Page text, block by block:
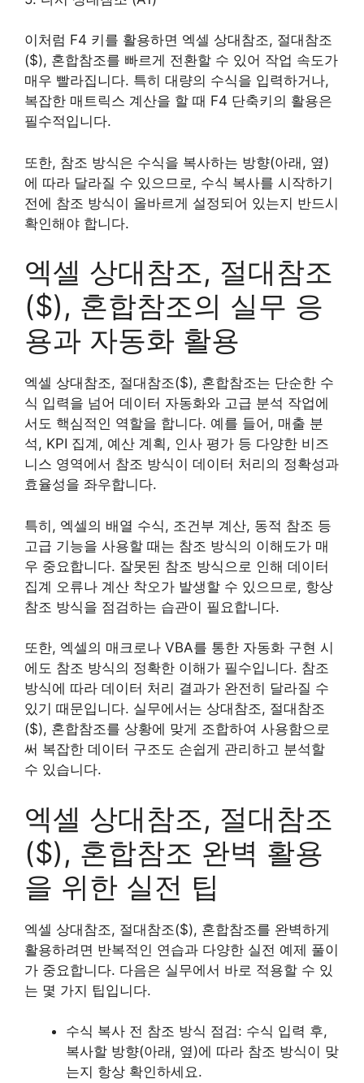
이처럼 F4 키를 활용하면 엑셀 상대참조, 절대참조
($), 혼합참조를 빠르게 전환할 수 있어 작업 속도가
매우 빨라집니다. 특히 대량의 수식을 입력하거나,
복잡한 매트릭스 계산을 할 때 F4 단축키의 활용은
필수적입니다.
또한, 참조 방식은 수식을 복사하는 방향(아래, 옆)
에 따라 달라질 수 있으므로, 수식 복사를 시작하기
전에 참조 방식이 올바르게 설정되어 있는지 반드시
확인해야 합니다.
엑셀 상대참조, 절대참조
($), 혼합참조의 실무 응
용과 자동화 활용
엑셀 상대참조, 절대참조($), 혼합참조는 단순한 수
식 입력을 넘어 데이터 자동화와 고급 분석 작업에
서도 핵심적인 역할을 합니다. 예를 들어, 매출 분
석, KPI 집계, 예산 계획, 인사 평가 등 다양한 비즈
니스 영역에서 참조 방식이 데이터 처리의 정확성과
효율성을 좌우합니다.
특히, 엑셀의 배열 수식, 조건부 계산, 동적 참조 등
고급 기능을 사용할 때는 참조 방식의 이해도가 매
우 중요합니다. 잘못된 참조 방식으로 인해 데이터
집계 오류나 계산 착오가 발생할 수 있으므로, 항상
참조 방식을 점검하는 습관이 필요합니다.
또한, 엑셀의 매크로나 VBA를 통한 자동화 구현 시
에도 참조 방식의 정확한 이해가 필수입니다. 참조
방식에 따라 데이터 처리 결과가 완전히 달라질 수
있기 때문입니다. 실무에서는 상대참조, 절대참조
($), 혼합참조를 상황에 맞게 조합하여 사용함으로
써 복잡한 데이터 구조도 손쉽게 관리하고 분석할
수 있습니다.
엑셀 상대참조, 절대참조
($), 혼합참조 완벽 활용
을 위한 실전 팁
엑셀 상대참조, 절대참조($), 혼합참조를 완벽하게
활용하려면 반복적인 연습과 다양한 실전 예제 풀이
가 중요합니다. 다음은 실무에서 바로 적용할 수 있
는 몇 가지 팁입니다.
수식 복사 전 참조 방식 점검: 수식 입력 후,
복사할 방향(아래, 옆)에 따라 참조 방식이 맞
는지 항상 확인하세요.